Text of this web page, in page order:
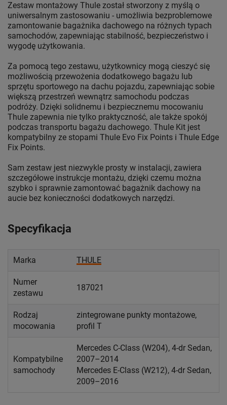
Zestaw montażowy Thule został stworzony z myślą o
uniwersalnym zastosowaniu - umożliwia bezproblemowe
zamontowanie bagażnika dachowego na różnych typach
samochodów, zapewniając stabilność, bezpieczeństwo i
wygodę użytkowania.
Za pomocą tego zestawu, użytkownicy mogą cieszyć się
możliwością przewożenia dodatkowego bagażu lub
sprzętu sportowego na dachu pojazdu, zapewniając sobie
większą przestrzeń wewnątrz samochodu podczas
podróży. Dzięki solidnemu i bezpiecznemu mocowaniu
Thule zapewnia nie tylko praktyczność, ale także spokój
podczas transportu bagażu dachowego. Thule Kit jest
kompatybilny ze stopami Thule Evo Fix Points i Thule Edge
Fix Points.
Sam zestaw jest niezwykle prosty w instalacji, zawiera
szczegółowe instrukcje montażu, dzięki czemu można
szybko i sprawnie zamontować bagażnik dachowy na
aucie bez konieczności dodatkowych narzędzi.
Specyfikacja
Marka THULE
Numer
zestawu
187021
Rodzaj
mocowania
zintegrowane punkty montażowe,
profil T
Kompatybilne
samochody
Mercedes C-Class (W204), 4-dr Sedan,
2007–2014
Mercedes E-Class (W212), 4-dr Sedan,
2009–2016